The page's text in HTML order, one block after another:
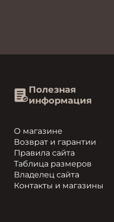
Полезная
информация
О магазине
Возврат и гарантии
Правила сайта
Таблица размеров
Владелец сайта
Контакты и магазины